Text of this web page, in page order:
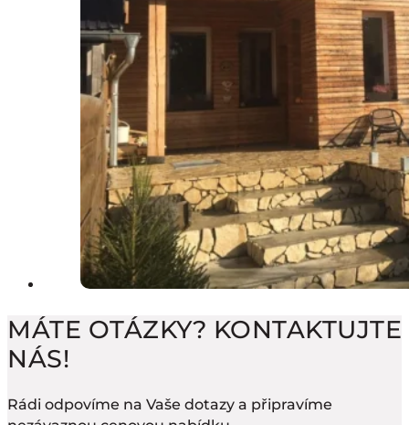
MÁTE OTÁZKY? KONTAKTUJTE
NÁS!
Rádi odpovíme na Vaše dotazy a připravíme